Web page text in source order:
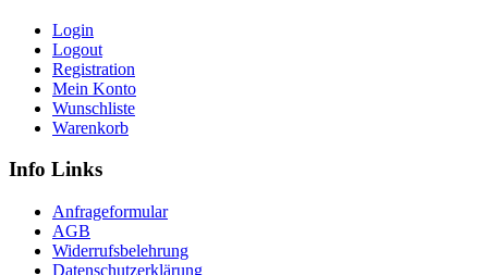
Login
Logout
Registration
Mein Konto
Wunschliste
Warenkorb
Info Links
Anfrageformular
AGB
Widerrufsbelehrung
Datenschutzerklärung